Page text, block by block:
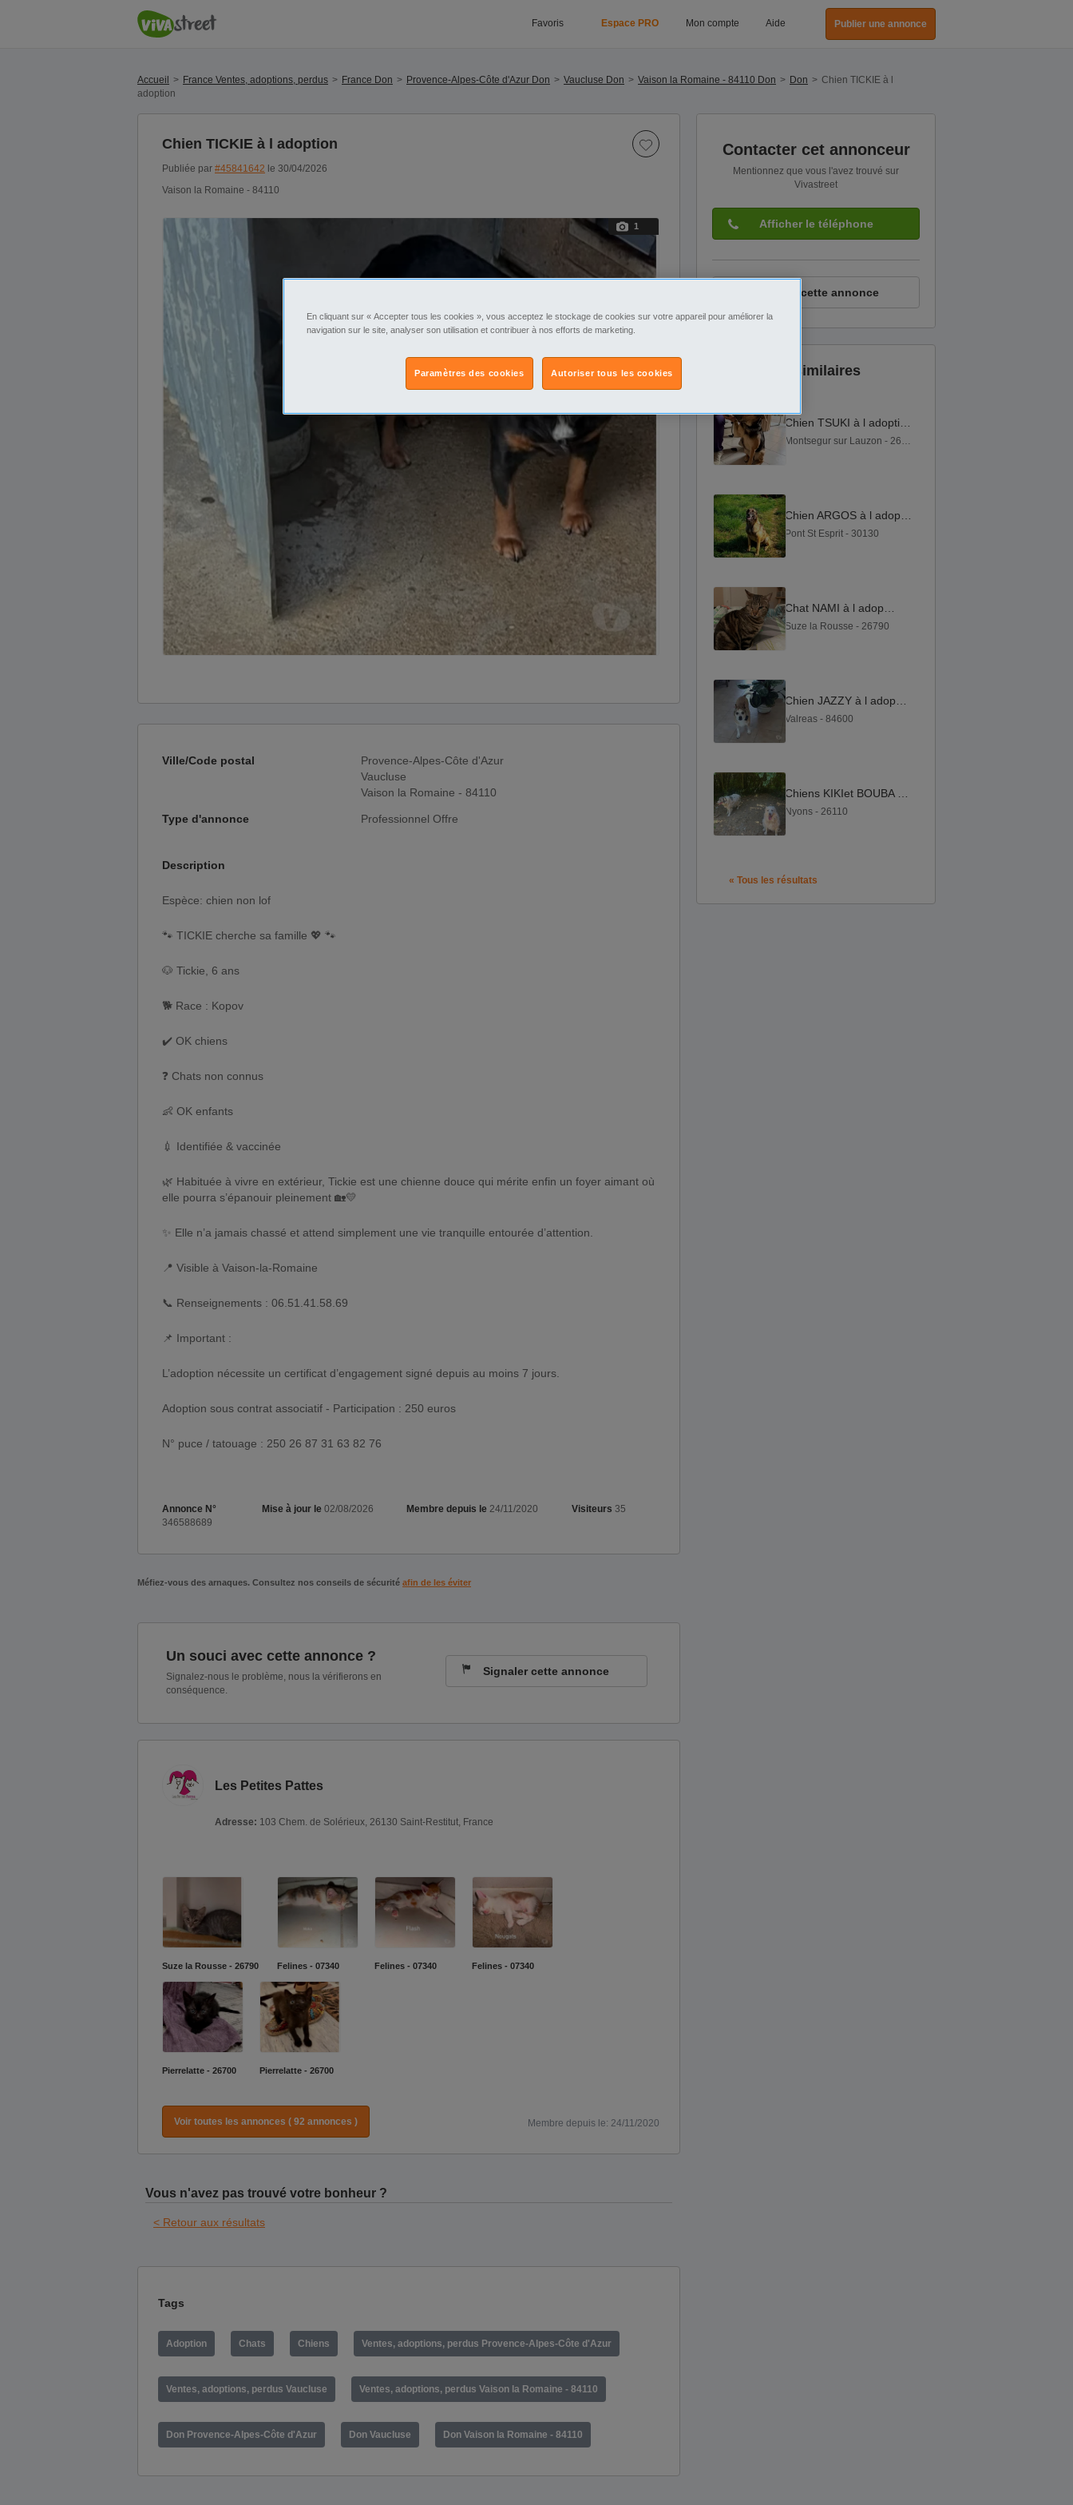
Favoris Espace PRO Mon compte Aide Publier une annonce
Accueil France Ventes, adoptions, perdus France Don Provence-Alpes-Côte d'Azur Don Vaucluse Don Vaison la Romaine - 84110 Don Don
Chien TICKIE à l
adoption
Chien TICKIE à l adoption
Publiée par #45841642 le 30/04/2026
Vaison la Romaine - 84110
1
Ville/Code postal
Provence-Alpes-Côte d'Azur
Vaucluse
Vaison la Romaine - 84110
Type d'annonce Professionnel Offre
Description
Espèce: chien non lof
🐾 TICKIE cherche sa famille 💖 🐾
🐶 Tickie, 6 ans
🐕 Race : Kopov
✔️ OK chiens
❓ Chats non connus
👶 OK enfants
💉 Identifiée & vaccinée
🌿 Habituée à vivre en extérieur, Tickie est une chienne douce qui mérite enfin un foyer aimant où
elle pourra s’épanouir pleinement 🏡💛
✨ Elle n’a jamais chassé et attend simplement une vie tranquille entourée d’attention.
📍 Visible à Vaison-la-Romaine
📞 Renseignements : 06.51.41.58.69
📌 Important :
L’adoption nécessite un certificat d’engagement signé depuis au moins 7 jours.
Adoption sous contrat associatif - Participation : 250 euros
N° puce / tatouage : 250 26 87 31 63 82 76
Annonce N°
346588689
Mise à jour le 02/08/2026 Membre depuis le 24/11/2020 Visiteurs 35
Méfiez-vous des arnaques. Consultez nos conseils de sécurité afin de les éviter
Un souci avec cette annonce ?
Signalez-nous le problème, nous la vérifierons en
conséquence.
Signaler cette annonce
Les Petites Pattes
Adresse: 103 Chem. de Solérieux, 26130 Saint-Restitut, France
Suze la Rousse - 26790 Felines - 07340 Felines - 07340 Felines - 07340
Pierrelatte - 26700 Pierrelatte - 26700
Voir toutes les annonces ( 92 annonces ) Membre depuis le: 24/11/2020
Vous n'avez pas trouvé votre bonheur ?
< Retour aux résultats
Contacter cet annonceur
Mentionnez que vous l'avez trouvé sur
Vivastreet
Afficher le téléphone
Signaler cette annonce
Annonces similaires
Pont St Esprit - 30130
Suze la Rousse - 26790
Valreas - 84600
Nyons - 26110
« Tous les résultats
Tags
Adoption Chats Chiens Ventes, adoptions, perdus Provence-Alpes-Côte d'Azur
Ventes, adoptions, perdus Vaucluse Ventes, adoptions, perdus Vaison la Romaine - 84110
Don Provence-Alpes-Côte d'Azur Don Vaucluse Don Vaison la Romaine - 84110
En cliquant sur « Accepter tous les cookies », vous acceptez le stockage de cookies sur votre appareil pour améliorer la
navigation sur le site, analyser son utilisation et contribuer à nos efforts de marketing.
Autoriser tous les cookies
Paramètres des cookies